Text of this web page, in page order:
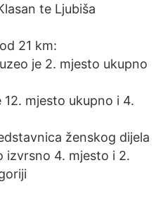
te Ljubiša
21 km:
je 2. mjesto ukupno
12. mjesto ukupno i 4.
ženskog dijela
izvrsno 4. mjesto i 2.